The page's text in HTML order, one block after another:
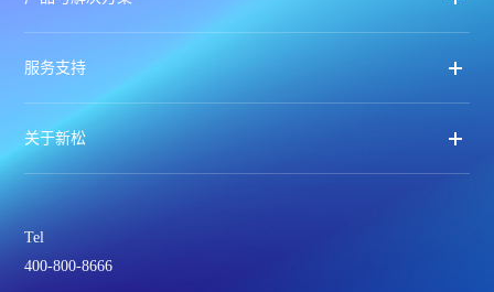
服务支持
关于新松
Tel
400-800-8666